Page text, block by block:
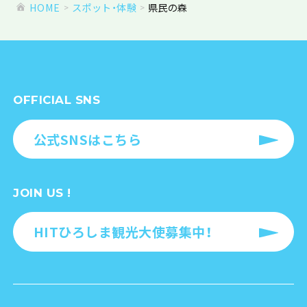
HOME スポット・体験 県民の森
OFFICIAL SNS
公式SNSはこちら
JOIN US !
HITひろしま観光大使募集中！